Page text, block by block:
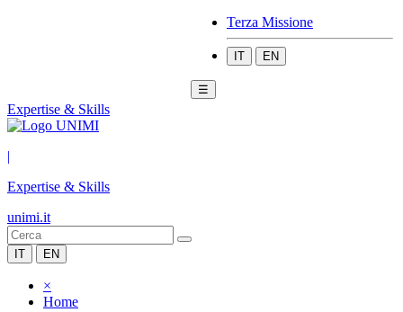
Terza Missione
IT EN
☰
Expertise & Skills
|
Expertise & Skills
unimi.it
IT EN
×
Home